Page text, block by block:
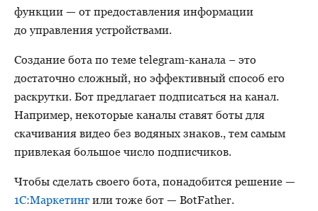
функции — от предоставления информации
до управления устройствами.
Создание бота по теме telegram-канала − это
достаточно сложный, но эффективный способ его
раскрутки. Бот предлагает подписаться на канал.
Например, некоторые каналы ставят боты для
скачивания видео без водяных знаков., тем самым
привлекая большое число подписчиков.
Чтобы сделать своего бота, понадобится решение —
1С:Маркетинг или тоже бот — BotFather.